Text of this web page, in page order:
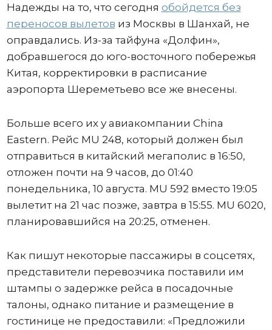
Надежды на то, что сегодня обойдется без
переносов вылетов из Москвы в Шанхай, не
оправдались. Из-за тайфуна «Долфин»,
добравшегося до юго-восточного побережья
Китая, корректировки в расписание
аэропорта Шереметьево все же внесены.
Больше всего их у авиакомпании China
Eastern. Рейс MU 248, который должен был
отправиться в китайский мегаполис в 16:50,
отложен почти на 9 часов, до 01:40
понедельника, 10 августа. MU 592 вместо 19:05
вылетит на 21 час позже, завтра в 15:55. MU 6020,
планировавшийся на 20:25, отменен.
Как пишут некоторые пассажиры в соцсетях,
представители перевозчика поставили им
штампы о задержке рейса в посадочные
талоны, однако питание и размещение в
гостинице не предоставили: «Предложили